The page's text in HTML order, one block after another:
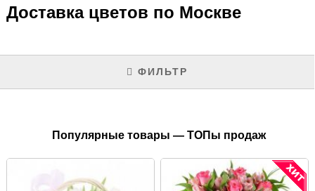
Доставка цветов по Москве
ФИЛЬТР
Популярные товары — ТОПы продаж